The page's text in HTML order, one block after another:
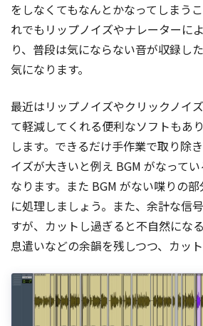
をしなくてもなんとかなってしまう
れでもリップノイズやナレーターに
り、普段は気にならない音が収録し
気になります。
最近はリップノイズやクリックノイ
て軽減してくれる便利なソフトもあ
します。できるだけ手作業で取り除
イズが大きいと例え BGM がなって
なります。また BGM がない喋りの
に処理しましょう。また、余計な信
すが、カットし過ぎると不自然にな
息遣いなどの余韻を残しつつ、カット